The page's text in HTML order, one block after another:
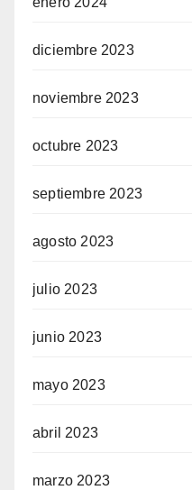
diciembre 2023
noviembre 2023
octubre 2023
septiembre 2023
agosto 2023
julio 2023
junio 2023
mayo 2023
abril 2023
marzo 2023